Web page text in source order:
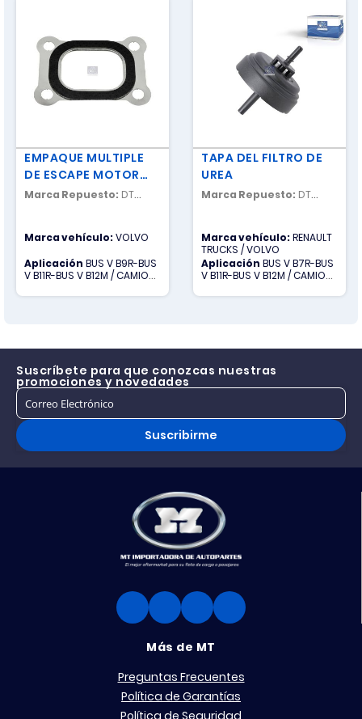
EMPAQUE MULTIPLE
DE ESCAPE MOTOR
D12
Marca Repuesto: DT
Marca vehículo:VOLVO
Aplicación BUS V B9R-BUS
V B11R-BUS V B12M / CAMION
TAPA DEL FILTRO DE
UREA
Marca Repuesto: DT
Marca vehículo:RENAULT
TRUCKS / VOLVO
Aplicación BUS V B7R-BUS
V B11R-BUS V B12M / CAMION
MAGNUM-CAMION R
Suscríbete para que conozcas nuestras
promociones y novedades
Suscribirme
Más de MT
Preguntas Frecuentes
Política de Garantías